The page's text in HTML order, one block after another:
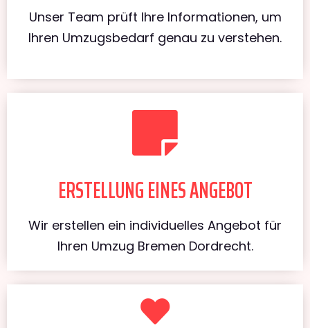
Unser Team prüft Ihre Informationen, um
Ihren Umzugsbedarf genau zu verstehen.
ERSTELLUNG EINES ANGEBOT
Wir erstellen ein individuelles Angebot für
Ihren Umzug Bremen Dordrecht.